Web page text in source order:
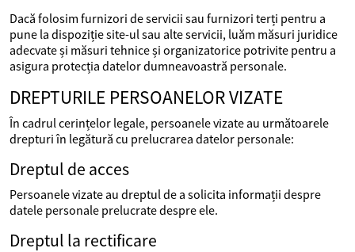
Dacă folosim furnizori de servicii sau furnizori terți pentru a
pune la dispoziție site-ul sau alte servicii, luăm măsuri juridice
adecvate și măsuri tehnice și organizatorice potrivite pentru a
asigura protecția datelor dumneavoastră personale.
DREPTURILE PERSOANELOR VIZATE
În cadrul cerințelor legale, persoanele vizate au următoarele
drepturi în legătură cu prelucrarea datelor personale:
Dreptul de acces
Persoanele vizate au dreptul de a solicita informații despre
datele personale prelucrate despre ele.
Dreptul la rectificare